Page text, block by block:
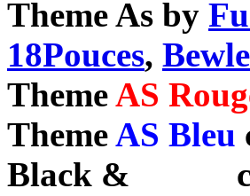
Theme As by
18Pouces,
ThemeAS
ThemeAS Bleu
Black &